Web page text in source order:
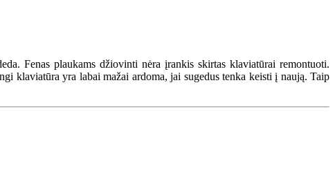
Fenas plaukams džiovinti nėra įrankis skirtas klaviatūrai remontuoti.
klaviatūra yra labai mažai ardoma, jai sugedus tenka keisti į naują. Taip